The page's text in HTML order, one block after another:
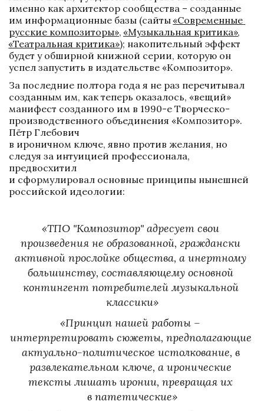
именно как архитектор сообщества – созданные
им информационные базы (сайты «Современные
русские композиторы», «Музыкальная критика»
«Театральная критика»); накопительный эффект
будет у обширной книжной серии, которую он
успел запустить в издательстве «Композитор».
За последние полтора года я не раз перечитывал
созданным им, как теперь оказалось, «вещий»
манифест созданного им в 1990-е Творческо-
производственного объединения «Композитор».
Пётр Глебович
в ироничном ключе, явно против желания, но
следуя за интуицией профессионала,
предвосхитил
и сформулировал основные принципы нынешней
российской идеологии:
«ТПО "Композитор" адресует свои
произведения не образованной, граждански
активной прослойке общества, а инертному
большинству, составляющему основной
контингент потребителей музыкальной
классики»
«Принцип нашей работы –
интерпретировать сюжеты, предполагающие
актуально-политическое истолкование, в
развлекательном ключе, а иронические
тексты лишать иронии, превращая их
в патетические»